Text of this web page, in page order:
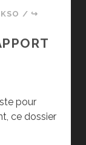
/ ↪
pour
ce dossier